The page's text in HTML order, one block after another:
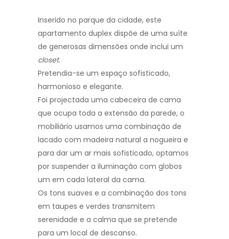
Inserido no parque da cidade, este
apartamento duplex dispõe de uma suíte
de generosas dimensões onde inclui um
closet.
Pretendia-se um espaço sofisticado,
harmonioso e elegante.
Foi projectada uma cabeceira de cama
que ocupa toda a extensão da parede, o
mobiliário usamos uma combinação de
lacado com madeira natural a nogueira e
para dar um ar mais sofisticado, optamos
por suspender a iluminação com globos
um em cada lateral da cama.
Os tons suaves e a combinação dos tons
em taupes e verdes transmitem
serenidade e a calma que se pretende
para um local de descanso.